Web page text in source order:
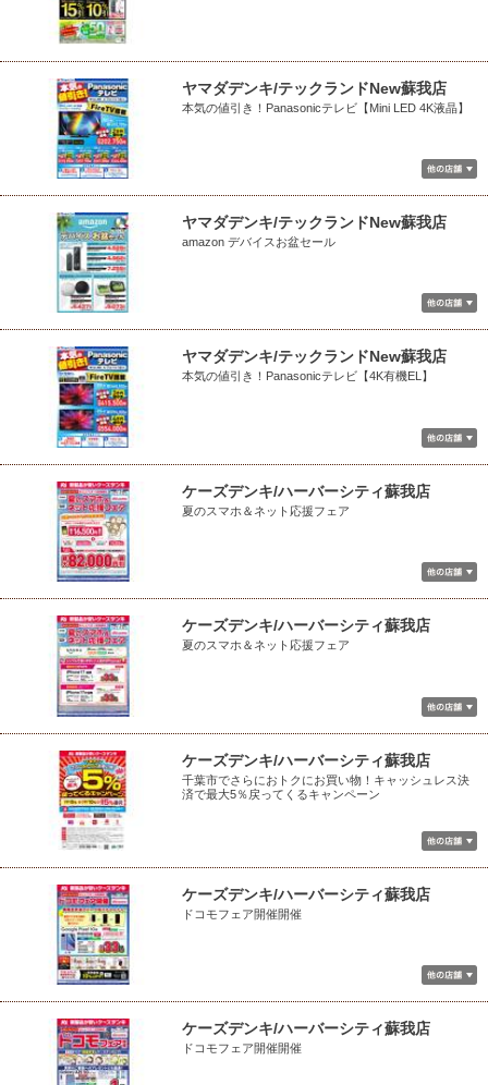
ヤマダデンキ/テックランドNew蘇我店
本気の値引き！Panasonicテレビ【Mini LED 4K液晶】
ヤマダデンキ/テックランドNew蘇我店
amazon デバイスお盆セール
ヤマダデンキ/テックランドNew蘇我店
本気の値引き！Panasonicテレビ【4K有機EL】
ケーズデンキ/ハーバーシティ蘇我店
夏のスマホ＆ネット応援フェア
ケーズデンキ/ハーバーシティ蘇我店
夏のスマホ＆ネット応援フェア
ケーズデンキ/ハーバーシティ蘇我店
千葉市でさらにおトクにお買い物！キャッシュレス決
済で最大5％戻ってくるキャンペーン
ケーズデンキ/ハーバーシティ蘇我店
ドコモフェア開催開催
ケーズデンキ/ハーバーシティ蘇我店
ドコモフェア開催開催